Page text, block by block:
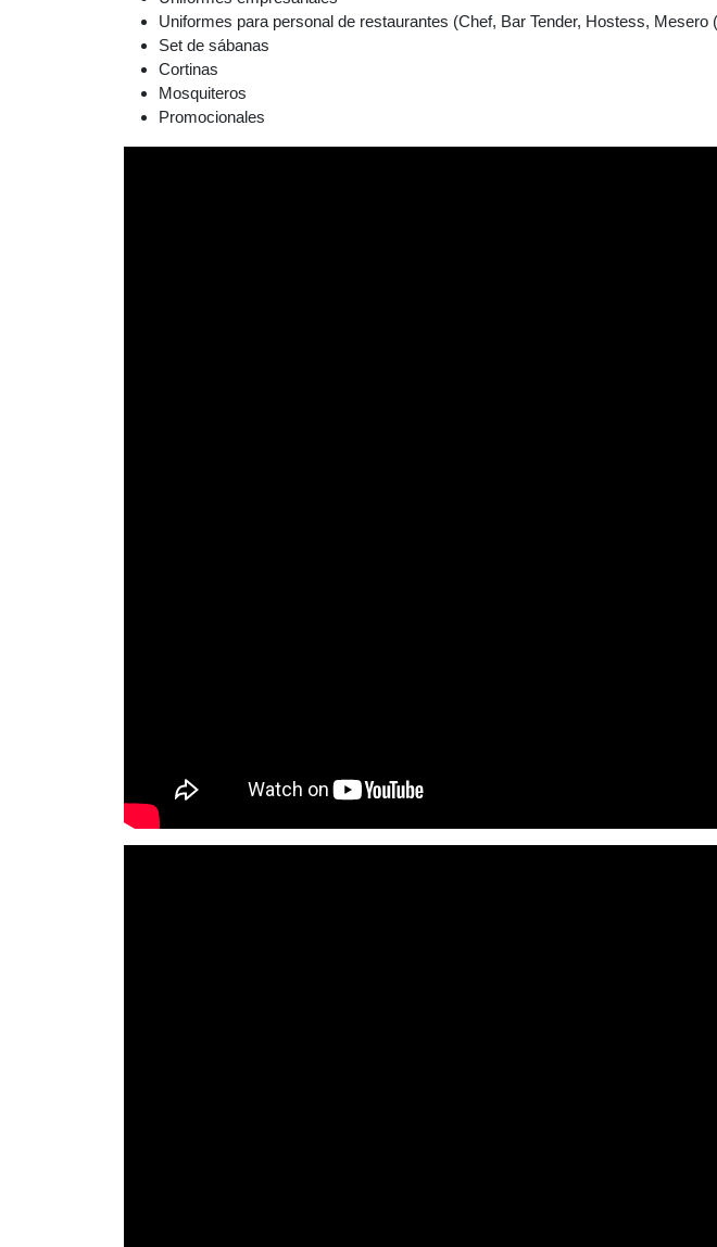
Uniformes para personal de restaurantes (Chef, Bar Tender, Hostess, Mesero
Set de sábanas
Cortinas
Mosquiteros
Promocionales